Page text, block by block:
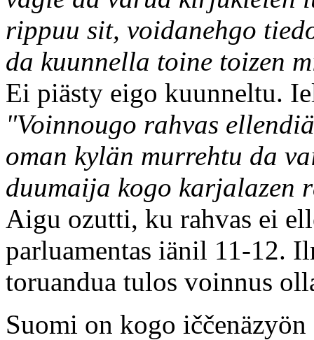
rippuu sit, voidanehgo
da kuunnella toine toizen
Ei piästy eigo kuunneltu.
"Voinnougo rahvas
oman kylän murrehtu da
duumaija kogo karjalazen
Aigu ozutti, ku rahvas ei
parluamentas iänil 11-12.
toruandua tulos voinnus
Suomi on kogo